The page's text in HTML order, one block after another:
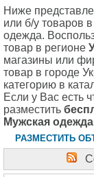
Ниже
или б/у товаров
одежда.
товар в регионе
магазины или
товар в городе
категорию в
Если у Вас есть
разместить
Мужская
РАЗМЕСТИТЬ